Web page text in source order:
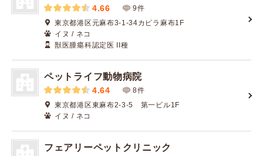
4.66
9件
東京都港区元麻布3-1-34カピラ麻布1F
イヌ / ネコ
獣医腫瘍科認定医 II種
ペットライフ動物病院
4.64
8件
東京都港区東麻布2-3-5 第一ビル1F
イヌ / ネコ
フェアリーペットクリニック